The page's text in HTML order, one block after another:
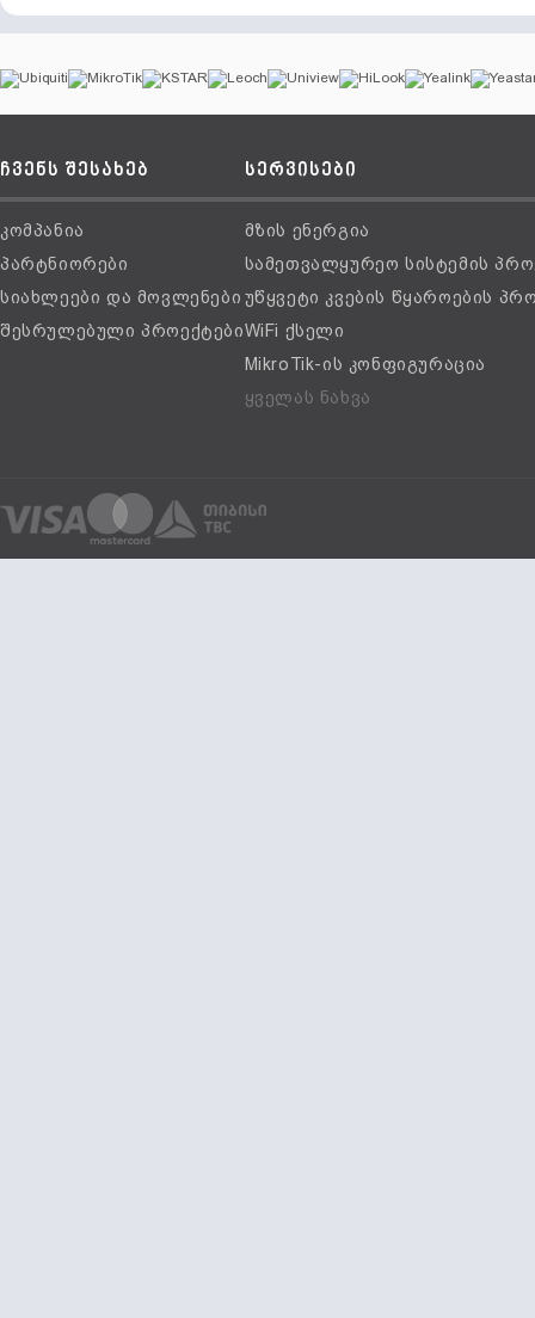
ჩვენს შესახებ
კომპანია
პარტნიორები
სიახლეები და მოვლენები
შესრულებული პროექტები
სერვისები
მზის ენერგია
სამეთვალყურეო სისტემის
უწყვეტი კვების წყაროების
WiFi ქსელი
MikroTik-ის კონფიგურაცია
ყველას ნახვა